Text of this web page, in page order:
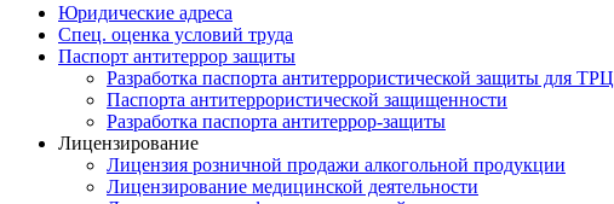
Юридические адреса
Спец. оценка условий труда
Паспорт антитеррор защиты
Разработка паспорта антитеррористической защиты для ТРЦ
Паспорта антитеррористической защищенности
Разработка паспорта антитеррор-защиты
Лицензирование
Лицензия розничной продажи алкогольной продукции
Лицензирование медицинской деятельности